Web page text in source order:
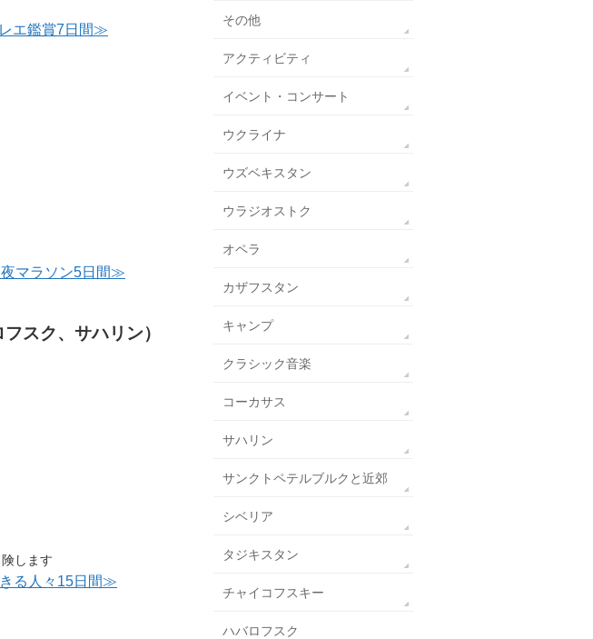
エ鑑賞7日間≫
マラソン5日間≫
スク、サハリン）
します
る人々15日間≫
その他
アクティビティ
イベント・コンサート
ウクライナ
ウズベキスタン
ウラジオストク
オペラ
カザフスタン
キャンプ
クラシック音楽
コーカサス
サハリン
サンクトペテルブルクと近郊
シベリア
タジキスタン
チャイコフスキー
ハバロフスク